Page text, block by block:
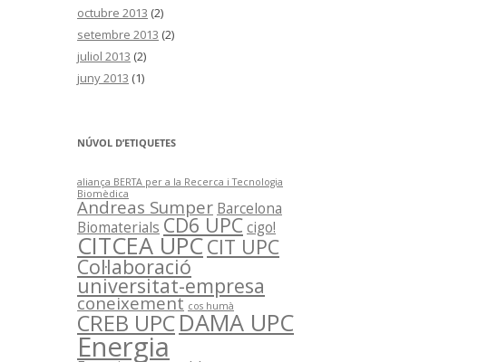
octubre 2013 (2)
setembre 2013 (2)
juliol 2013 (2)
juny 2013 (1)
NÚVOL D’ETIQUETES
aliança BERTA per a la Recerca i Tecnologia
Biomèdica
Andreas Sumper Barcelona
Biomaterials CD6 UPCcigo!
CITCEA UPCCIT UPC
Col·laboració
universitat-empresa
coneixement cos humà
CREB UPCDAMA UPC
Energia